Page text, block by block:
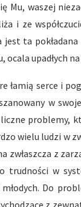
Mu, waszej
i ze
ta
upadłych na
serce i
w
problemy,
wielu ludzi w
zwłaszcza z
trudności w
Do
z